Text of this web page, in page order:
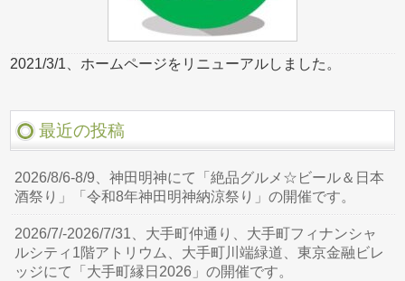
2021/3/1、ホームページをリニューアルしました。
最近の投稿
2026/8/6-8/9、神田明神にて「絶品グルメ☆ビール＆日本
酒祭り」「令和8年神田明神納涼祭り」の開催です。
2026/7/-2026/7/31、大手町仲通り、大手町フィナンシャ
ルシティ1階アトリウム、大手町川端緑道、東京金融ビレ
ッジにて「大手町縁日2026」の開催です。